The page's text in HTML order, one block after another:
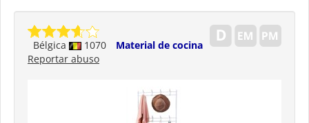
Bélgica 1070
Material de cocina
Reportar abuso